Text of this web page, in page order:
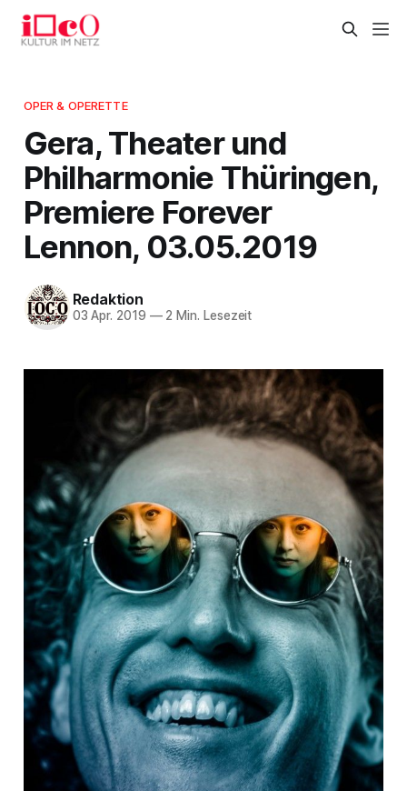
OPER & OPERETTE
Gera, Theater und
Philharmonie Thüringen,
Premiere Forever
Lennon, 03.05.2019
Redaktion
03 Apr. 2019 —2 Min. Lesezeit